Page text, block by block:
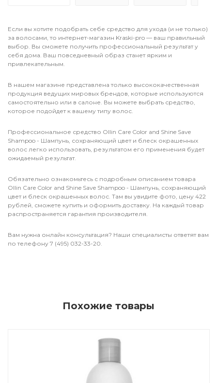
Если вы хотите подобрать себе средство для ухода (и не только)
за волосами, то интернет-магазин Kraski-pro — ваш правильный
выбор. Вы сможете получить профессиональный результат у
себя дома. Ваш повседневный образ станет ярким и
привлекательным.
В нашем магазине представлена только высококачественная
продукция ведущих мировых брендов, которые используются
самостоятельно или в салоне. Вы можете выбрать средство,
которое подойдет к вашему типу волос.
Профессиональное средство Ollin Care Color and Shine Save
Shampoo - Шампунь, сохраняющий цвет и блеск окрашенных
волос легко использовать, результатом его применения будет
ожидаемый результат.
Обязательно ознакомьтесь с подробным описанием товара
Ollin Care Color and Shine Save Shampoo - Шампунь, сохраняющий
цвет и блеск окрашенных волос. Там вы увидите фото, цену 422
рублей, сможете купить и оформить доставку. На каждый товар
распространяется гарантия производителя.
Вам нужна онлайн консультация? Наши специалисты ответят вам
по телефону 7 (495) 032-33-20.
Похожие товары